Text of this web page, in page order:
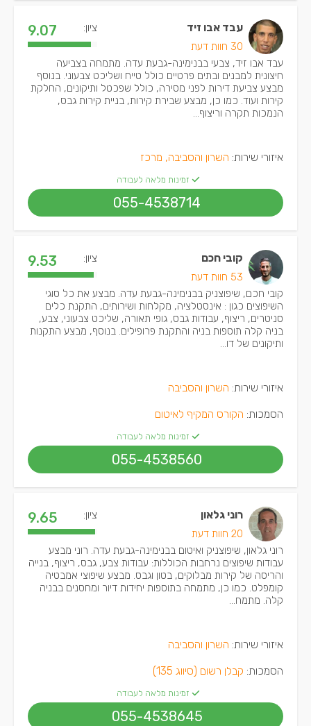
עבד אבו זיד
30 חוות דעת
ציון: 9.07
עבד אבו זיד, צבעי בבנימינה-גבעת עדה. מתמחה בצביעה
חיצונית למבנים ובתים פרטיים כולל טייח ושליכט צבעוני. בנוסף
מבצע צביעת דירות לפני מסירה, כולל שפכטל ותיקונים, החלקת
קירות ועוד. כמו כן, מבצע שבירת קירות, בניית קירות גבס,
הנמכות תקרה וריצוף...
איזורי שירות: השרון והסביבה, מרכז
זמינות מלאה לעבודה
055-4538714
קובי חכם
53 חוות דעת
ציון: 9.53
קובי חכם, שיפוצניק בבנימינה-גבעת עדה. מבצע את כל סוגי
השיפוצים כגון : אינסטלציה, מקלחות ושירותים, התקנת כלים
סניטרים, ריצוף, עבודות גבס, גופי תאורה, שליכט צבעוני, צבע,
בניה קלה תוספות בניה והתקנת פרופילים. בנוסף, מבצע התקנות
ותיקונים של דו...
איזורי שירות: השרון והסביבה
הסמכות: הקורס המקיף לאיטום
זמינות מלאה לעבודה
055-4538560
רוני גלאון
20 חוות דעת
ציון: 9.65
רוני גלאון, שיפוצניק ואיטום בבנימינה-גבעת עדה. רוני מבצע
עבודות שיפוצים נרחבות הכוללות: עבודות צבע, גבס, ריצוף, בנייה
והריסה של קירות מבלוקים, בטון וגבס. מבצע שיפוצי אמבטיה
קומפלט. כמו כן, מתמחה בתוספות יחידות דיור ומחסנים בבניה
קלה. מתמח...
איזורי שירות: השרון והסביבה
הסמכות: קבלן רשום (סיווג 135)
זמינות מלאה לעבודה
055-4538645